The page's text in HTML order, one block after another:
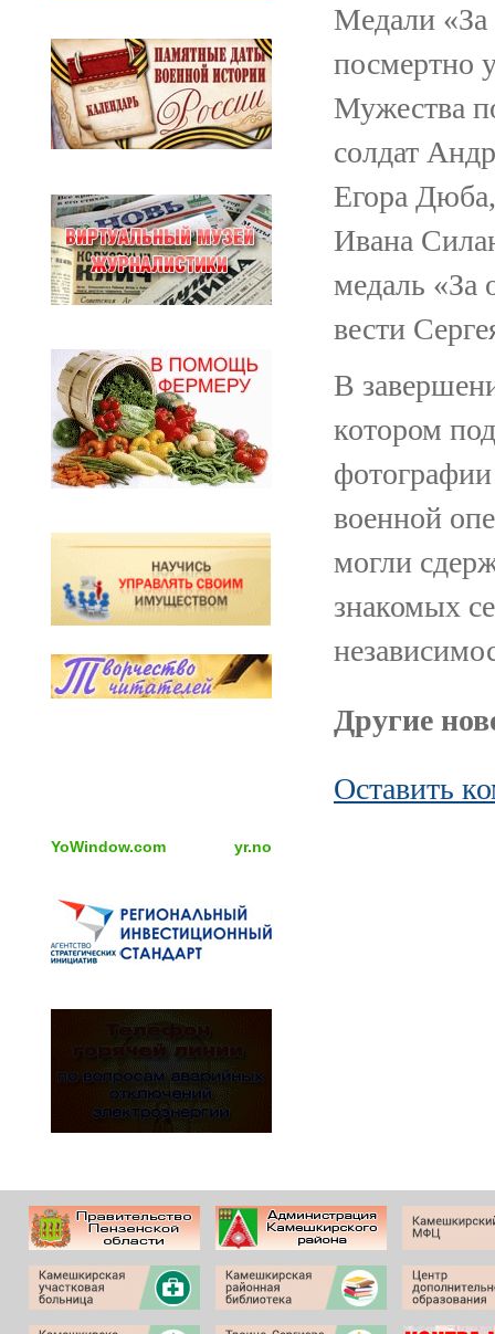
YoWindow.com yr.no
Медали «За
посмертно
Мужества
солдат
Егора
Ивана
медаль «За
вести
В
котором
военной
могли
знакомых
Другие
Оставить